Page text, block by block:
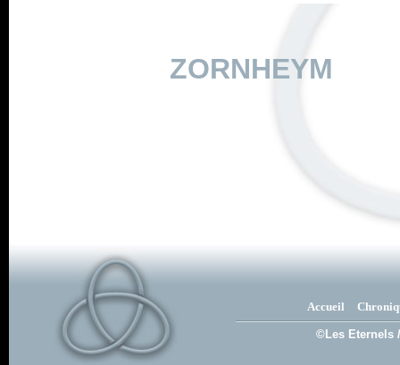
ZORNHEYM
Accueil
©Les Eternels